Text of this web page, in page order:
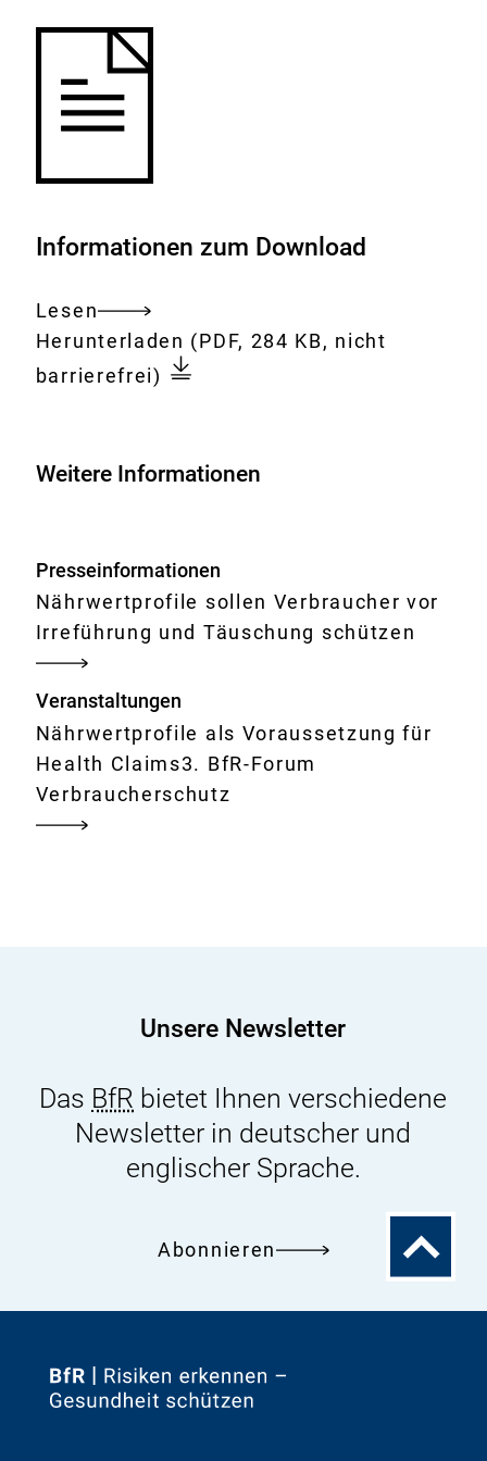
Informationen zum Download
Lesen
Gesamtes
Dokument
Download:
Herunterladen Nährwertprofile
als
Health
(PDF, 284 KB, nicht
barrierefrei)
Weitere Informationen
Presseinformationen
Nährwertprofile sollen Verbraucher vor
Irreführung und Täuschung schützen
Veranstaltungen
Nährwertprofile als Voraussetzung für
Health Claims3. BfR-Forum
Verbraucherschutz
Unsere Newsletter
Das BfR bietet Ihnen verschiedene
Newsletter in deutscher und
englischer Sprache.
Abonnieren
Zum
Zur